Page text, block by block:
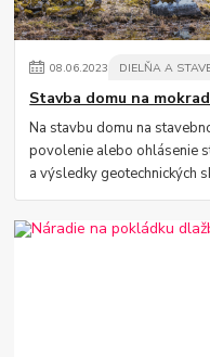
08.06.2023 DIELŇA A
Stavba domu na
Na stavbu domu na
povolenie alebo ohlásenie
a výsledky geotechnických